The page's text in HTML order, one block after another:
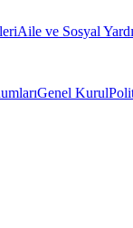
Aile ve Sosyal
Genel Kurul